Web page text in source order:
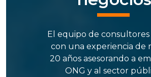
El equipo de
con una experiencia de
20 años asesorando a
ONG y al sector